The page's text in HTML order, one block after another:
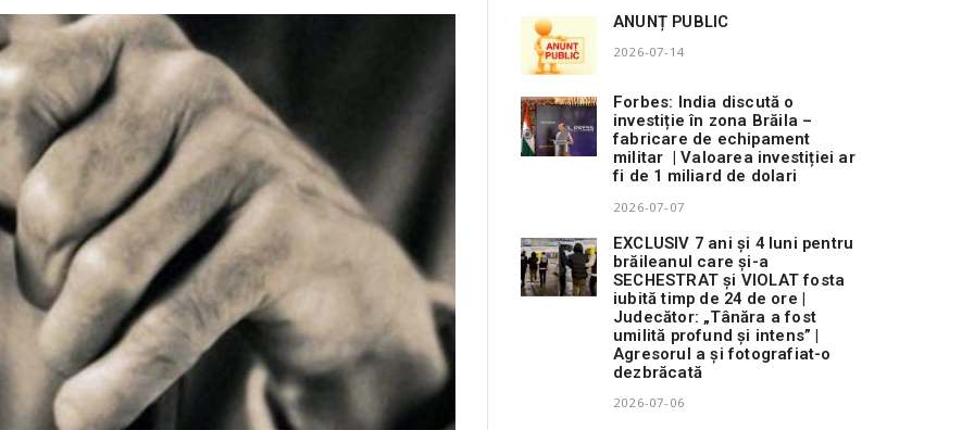
ANUNȚ PUBLIC
2026-07-14
Forbes: India discută o
investiție în zona Brăila –
fabricare de echipament
militar | Valoarea investiției ar
fi de 1 miliard de dolari
2026-07-07
EXCLUSIV 7 ani și 4 luni pentru
brăileanul care și-a
SECHESTRAT și VIOLAT fosta
iubită timp de 24 de ore |
Judecător: „Tânăra a fost
umilită profund și intens” |
Agresorul a și fotografiat-o
dezbrăcată
2026-07-06